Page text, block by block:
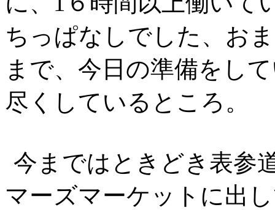
ちっぱなしでした、お
まで、今日の準備をし
尽くしているところ。
今まではときどき表参
マーズマーケットに出